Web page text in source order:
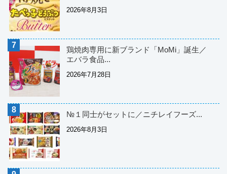
2026年8月3日
鶏焼肉専用に新ブランド「MoMi」誕生／
エバラ食品...
2026年7月28日
№１同士がセットに／ニチレイフーズ...
2026年8月3日